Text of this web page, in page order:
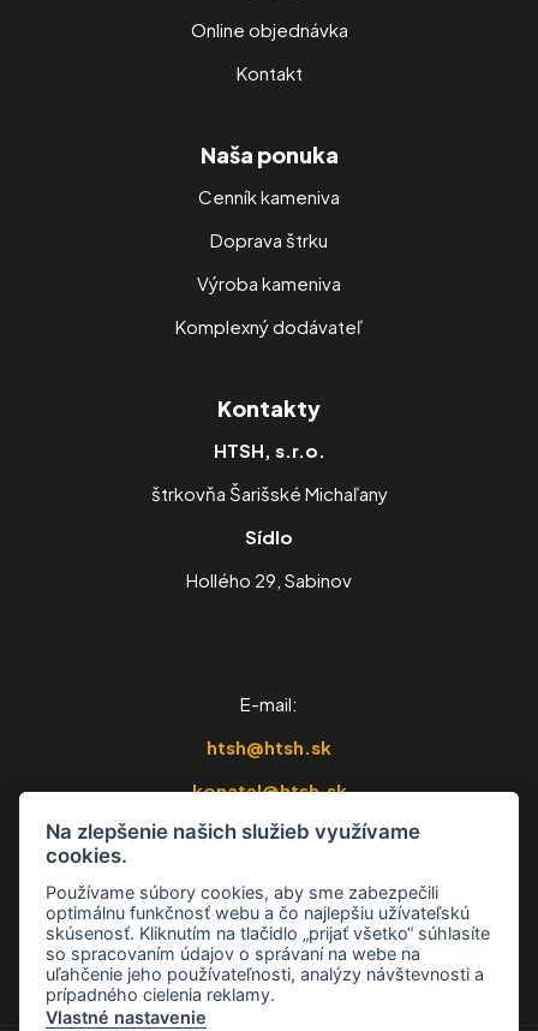
Online objednávka
Kontakt
Naša ponuka
Cenník kameniva
Doprava štrku
Výroba kameniva
Komplexný dodávateľ
Kontakty
HTSH, s.r.o.
štrkovňa Šarišské Michaľany
Sídlo
Hollého 29, Sabinov
E-mail:
htsh@htsh.sk
konatel@htsh.sk
strkovna@htsh.sk
0918 654 188
Na zlepšenie našich služieb využívame
cookies.
Používame súbory cookies, aby sme zabezpečili
optimálnu funkčnosť webu a čo najlepšiu užívateľskú
skúsenosť. Kliknutím na tlačidlo „prijať všetko“ súhlasíte
so spracovaním údajov o správaní na webe na
uľahčenie jeho používateľnosti, analýzy návštevnosti a
prípadného cielenia reklamy.
Vlastné nastavenie